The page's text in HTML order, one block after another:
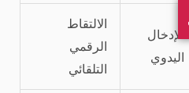
الإدخال
اليدوي
الالتقاط
الرقمي
التلقائي